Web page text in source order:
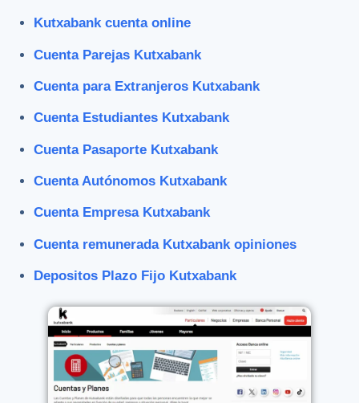
Kutxabank cuenta online
Cuenta Parejas Kutxabank
Cuenta para Extranjeros Kutxabank
Cuenta Estudiantes Kutxabank
Cuenta Pasaporte Kutxabank
Cuenta Autónomos Kutxabank
Cuenta Empresa Kutxabank
Cuenta remunerada Kutxabank opiniones
Depositos Plazo Fijo Kutxabank